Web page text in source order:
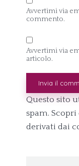
Avvertimi via
commento.
Avvertimi via
articolo.
Questo sito
spam. Scopri
derivati dai